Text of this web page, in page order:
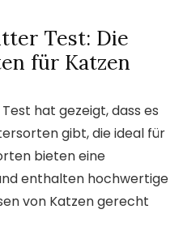
Test: Die
für Katzen
hat gezeigt, dass es
gibt, die ideal für
bieten eine
enthalten hochwertige
von Katzen gerecht